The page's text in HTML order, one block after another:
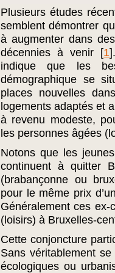
Plusieurs études
semblent démontrer
à augmenter dans
décennies à venir [1]
indique que les
démographique se
places nouvelles
logements adaptés et
à revenu modeste,
les personnes âgées
Notons que les
continuent à quitter
(brabançonne ou
pour le même prix
Généralement ces
(loisirs) à Bruxelles-
Cette conjoncture
Sans véritablement
écologiques ou